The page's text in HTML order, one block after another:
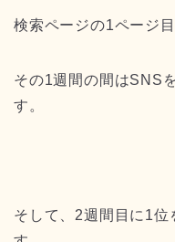
検索ページの1ページ
その1週間の間はSNS
す。
そして、2週間目に1位